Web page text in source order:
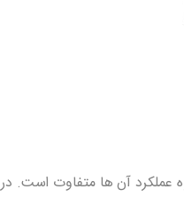
عملکرد آن ها متفاوت است. در